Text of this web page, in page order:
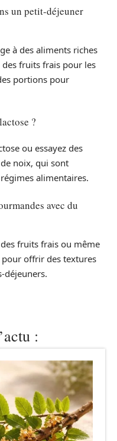
un petit-déjeuner
à des aliments riches
fruits frais pour les
portions pour
?
ou essayez des
noix, qui sont
alimentaires.
avec du
fruits frais ou même
pour offrir des textures
déjeuners.
: